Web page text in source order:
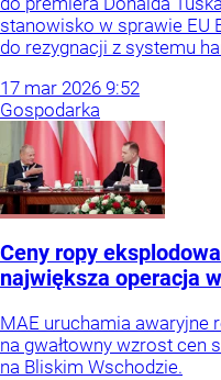
stanowisko w sprawie EU
do rezygnacji z systemu
17 mar 2026 9:52
Gospodarka
Ceny ropy
największa operacja
MAE uruchamia awaryjne
na gwałtowny wzrost cen
na Bliskim Wschodzie.